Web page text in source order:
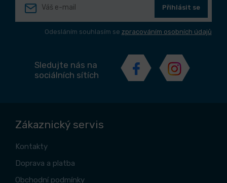
Přihlásit se
Odesláním souhlasím se zpracováním osobních údajů
Sledujte nás na
sociálních sítích
Zákaznický servis
Kontakty
Doprava a platba
Obchodní podmínky